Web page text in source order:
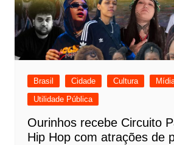
Brasil Cidade Cultura
Utilidade Pública
Ourinhos recebe Circuito
Hip Hop com atrações de